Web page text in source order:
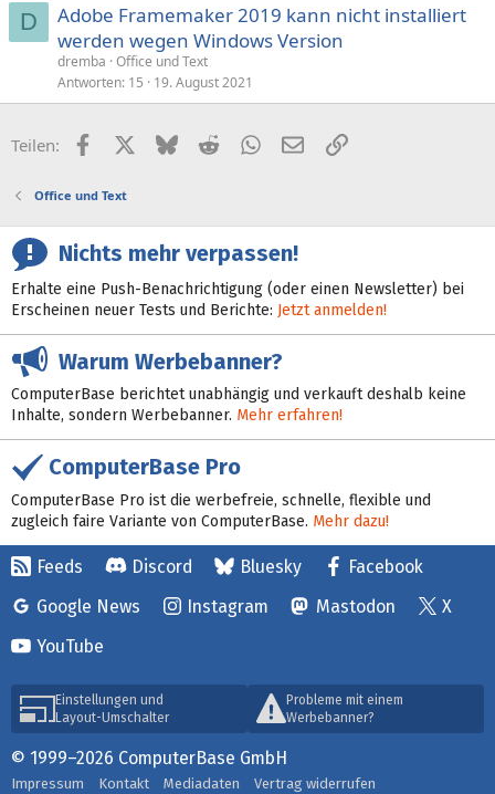
D
Adobe Framemaker 2019 kann nicht installiert
werden wegen Windows Version
dremba Office und Text
Antworten 15 19. August 2021
Teilen: FacebookX (Twitter)
BlueskyRedditWhatsApp
E-MailLink
Office und Text
Nichts mehr verpassen!
Erhalte eine Push-Benachrichtigung (oder einen Newsletter) bei
Erscheinen neuer Tests und Berichte: Jetzt anmelden!
Warum Werbebanner?
ComputerBase berichtet unabhängig und verkauft deshalb keine
Inhalte, sondern Werbebanner. Mehr erfahren!
ComputerBase Pro
ComputerBase Pro ist die werbefreie, schnelle, flexible und
zugleich faire Variante von ComputerBase. Mehr dazu!
Feeds Discord Bluesky
Facebook
Google News
Instagram Mastodon
X
YouTube
Einstellungen und
Layout-Umschalter
Probleme mit einem
Werbebanner?
© 1999–2026 ComputerBase GmbH
Impressum Kontakt Mediadaten Vertrag widerrufen